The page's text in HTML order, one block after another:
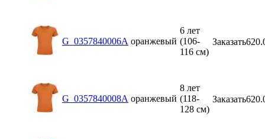
G_0357840006A оранжевый
6 лет
(106-
116 см)
Заказать
G_0357840008A оранжевый
8 лет
(118-
128 см)
Заказать